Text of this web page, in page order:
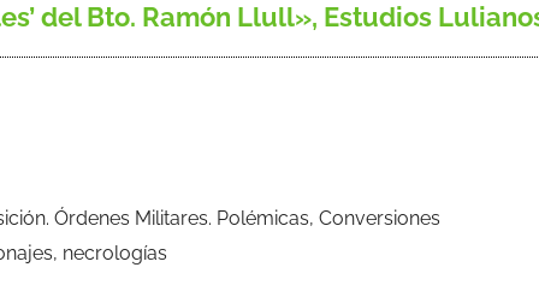
del Bto. Ramón Llull», Estudios
Órdenes Militares. Polémicas, Conversiones
necrologías